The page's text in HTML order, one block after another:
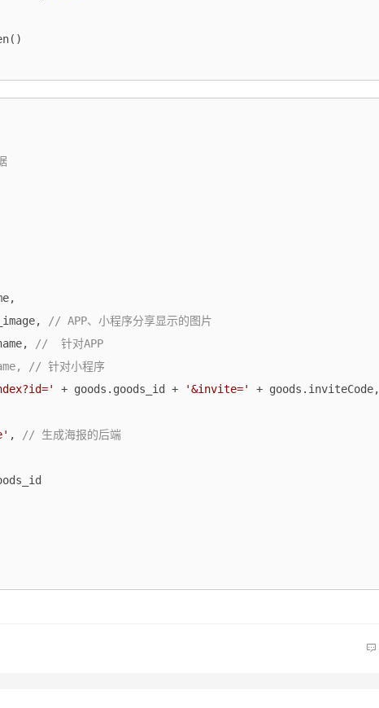
// APP、小程序分享显示的图片
//  针对APP
// 针对小程序
+ goods.goods_id + '&invite='
+ goods.inviteCode,
,
// 生成海报的后端